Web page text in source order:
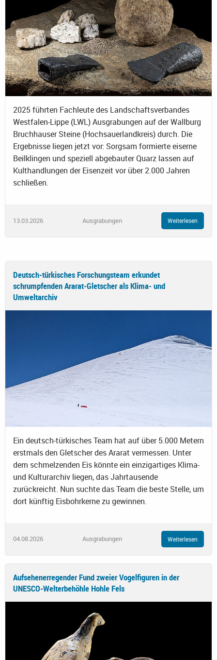
2025 führten Fachleute des Landschaftsverbandes
Westfalen-Lippe (LWL) Ausgrabungen auf der Wallburg
Bruchhauser Steine (Hochsauerlandkreis) durch. Die
Ergebnisse liegen jetzt vor: Sorgsam formierte eiserne
Beilklingen und speziell abgebauter Quarz lassen auf
Kulthandlungen der Eisenzeit vor über 2.000 Jahren
schließen.
13.03.2026 Ausgrabungen Weiterlesen
Deutsch-türkisches Forschungsteam erkundet
schrumpfenden Ararat-Gletscher als Klima- und
Umweltarchiv
Ein deutsch-türkisches Team hat auf über 5.000 Metern
erstmals den Gletscher des Ararat vermessen. Unter
dem schmelzenden Eis könnte ein einzigartiges Klima-
und Kulturarchiv liegen, das Jahrtausende
zurückreicht. Nun suchte das Team die beste Stelle, um
dort künftig Eisbohrkerne zu gewinnen.
04.08.2026 Ausgrabungen Weiterlesen
Aufsehenerregender Fund zweier Vogelfiguren in der
UNESCO-Welterbehöhle Hohle Fels